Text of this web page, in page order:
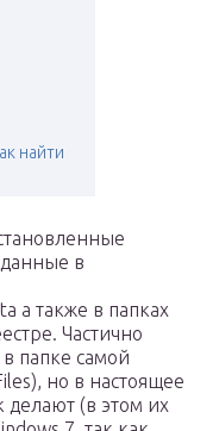
найти
в
а также в папках
Частично
папке самой
но в настоящее
(в этом их